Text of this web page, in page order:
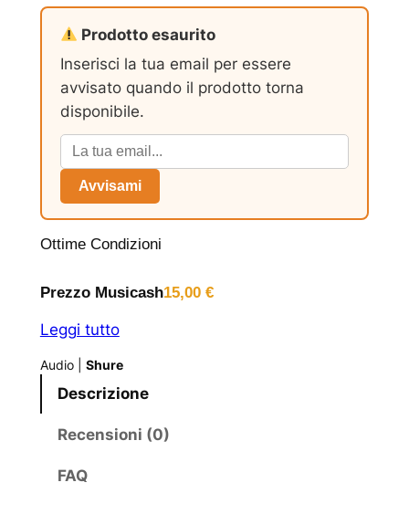
Prodotto esaurito
Inserisci la tua email per essere
avvisato quando il prodotto torna
disponibile.
Avvisami
Ottime Condizioni
Prezzo Musicash15,00 €
Leggi tutto
Audio| Shure
Descrizione
Recensioni (0)
FAQ